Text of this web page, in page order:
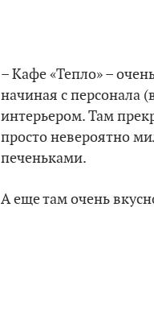
– Кафе «Тепло» –
начиная с персонала
интерьером. Там
просто невероятно
печеньками.
А еще там очень